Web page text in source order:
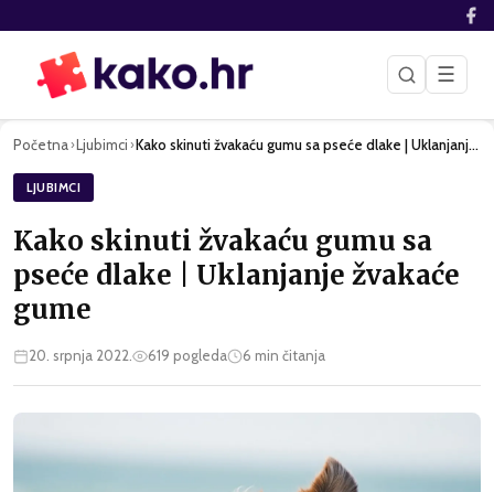
☰
Početna›Ljubimci › Kako skinuti žvakaću gumu sa pseće dlake | Uklanjanje žvakać…
LJUBIMCI
Kako skinuti žvakaću gumu sa
pseće dlake | Uklanjanje žvakaće
gume
20. srpnja 2022. 619 pogleda 6 min čitanja